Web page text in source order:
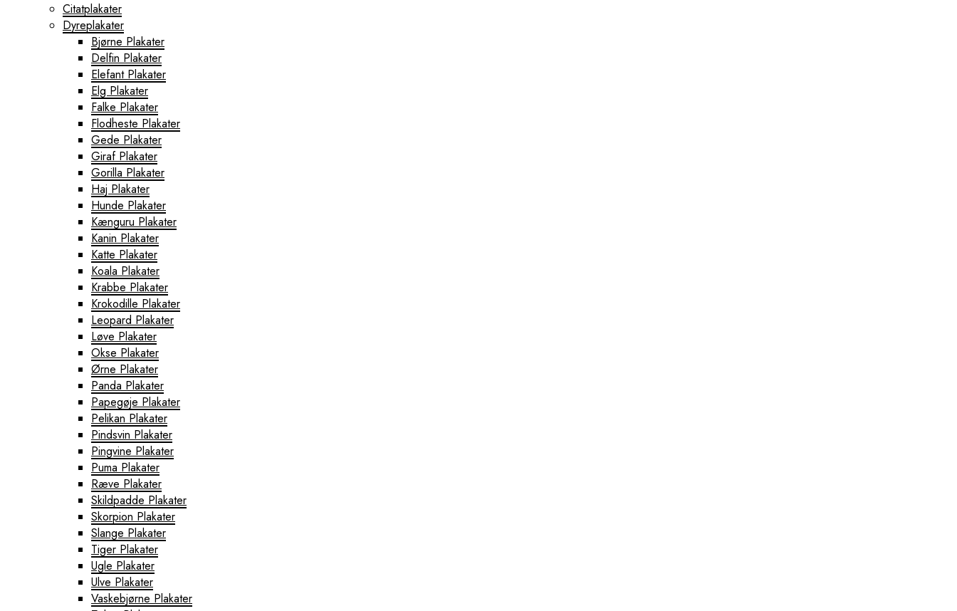
Citatplakater
Dyreplakater
Bjørne Plakater
Delfin Plakater
Elefant Plakater
Elg Plakater
Falke Plakater
Flodheste Plakater
Gede Plakater
Giraf Plakater
Gorilla Plakater
Haj Plakater
Hunde Plakater
Kænguru Plakater
Kanin Plakater
Katte Plakater
Koala Plakater
Krabbe Plakater
Krokodille Plakater
Leopard Plakater
Løve Plakater
Okse Plakater
Ørne Plakater
Panda Plakater
Papegøje Plakater
Pelikan Plakater
Pindsvin Plakater
Pingvine Plakater
Puma Plakater
Ræve Plakater
Skildpadde Plakater
Skorpion Plakater
Slange Plakater
Tiger Plakater
Ugle Plakater
Ulve Plakater
Vaskebjørne Plakater